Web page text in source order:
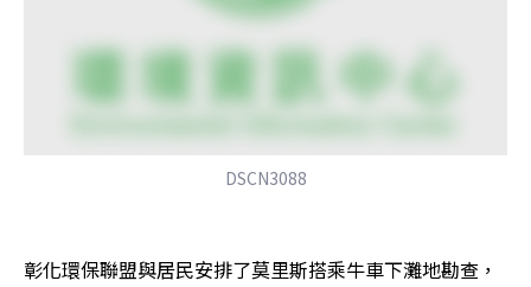
DSCN3088
彰化環保聯盟與居民安排了莫里斯搭乘牛車下灘地勘查，